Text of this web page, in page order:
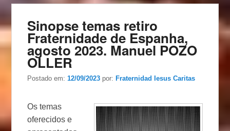
Sinopse temas retiro
Fraternidade de Espanha,
agosto 2023. Manuel POZO
OLLER
Postado em:12/09/2023 por:Fraternidad Iesus Caritas
Os temas
oferecidos e